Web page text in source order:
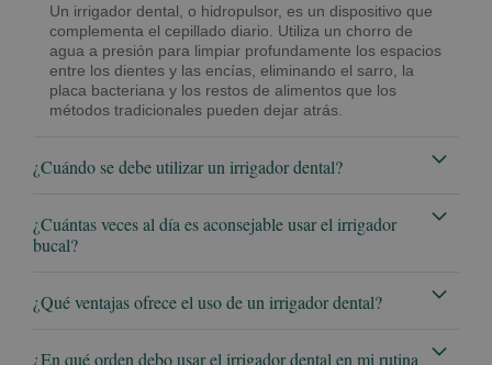
Un irrigador dental, o hidropulsor, es un dispositivo que
complementa el cepillado diario. Utiliza un chorro de
agua a presión para limpiar profundamente los espacios
entre los dientes y las encías, eliminando el sarro, la
placa bacteriana y los restos de alimentos que los
métodos tradicionales pueden dejar atrás.
¿Cuándo se debe utilizar un irrigador dental?
¿Cuántas veces al día es aconsejable usar el irrigador
bucal?
¿Qué ventajas ofrece el uso de un irrigador dental?
¿En qué orden debo usar el irrigador dental en mi rutina